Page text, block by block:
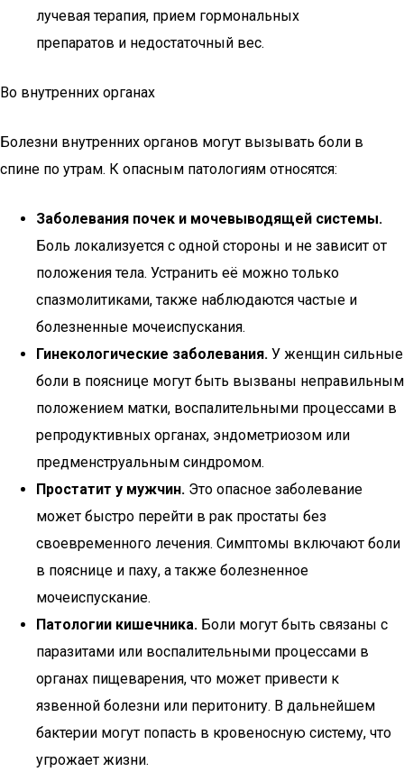
лучевая терапия, прием гормональных
препаратов и недостаточный вес.
Во внутренних органах
Болезни внутренних органов могут вызывать боли в
спине по утрам. К опасным патологиям относятся:
Заболевания почек и мочевыводящей системы.
Боль локализуется с одной стороны и не зависит от
положения тела. Устранить её можно только
спазмолитиками, также наблюдаются частые и
болезненные мочеиспускания.
Гинекологические заболевания. У женщин сильные
боли в пояснице могут быть вызваны неправильным
положением матки, воспалительными процессами в
репродуктивных органах, эндометриозом или
предменструальным синдромом.
Простатит у мужчин. Это опасное заболевание
может быстро перейти в рак простаты без
своевременного лечения. Симптомы включают боли
в пояснице и паху, а также болезненное
мочеиспускание.
Патологии кишечника. Боли могут быть связаны с
паразитами или воспалительными процессами в
органах пищеварения, что может привести к
язвенной болезни или перитониту. В дальнейшем
бактерии могут попасть в кровеносную систему, что
угрожает жизни.